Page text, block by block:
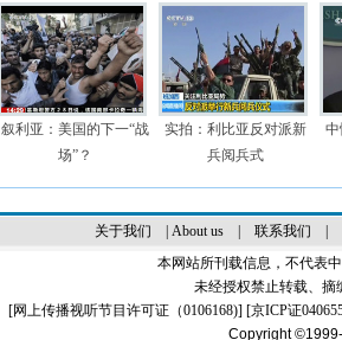
叙利亚：美国的下一“战
场”？
实拍：利比亚反对派新
兵阅兵式
关于我们 About us| 联系我们
本网站所刊载信息，不代表
未经授权禁止转载、摘
[网上传播视听节目许可证（0106168)] [京ICP证
Copyright